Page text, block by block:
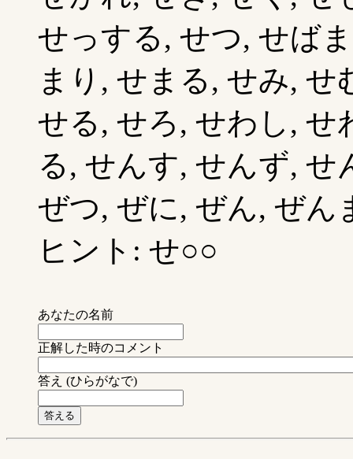
せっする, せつ, せば
まり, せまる, せみ,
せる, せろ, せわし, せ
る, せんす, せんず, せ
ぜつ, ぜに, ぜん, ぜん
ヒント: せ○○
あなたの名前
正解した時のコメント
答え (ひらがなで)